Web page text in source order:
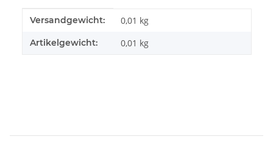
Produkteigenschaft
Wert
Versandgewicht: 0,01 kg
Artikelgewicht: 0,01 kg